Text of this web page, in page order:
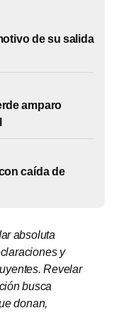
de su salida
amparo
caída de
absoluta
y
Revelar
busca
donan,